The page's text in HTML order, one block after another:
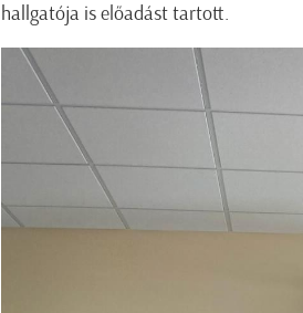
hallgatója is előadást tartott.